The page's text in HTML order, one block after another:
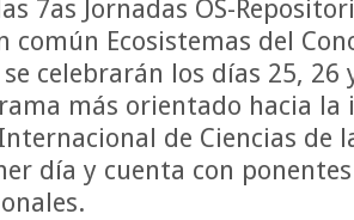
7as Jornadas OS-
común Ecosistemas del
celebrarán los días 25, 26
más orientado hacia la
de Ciencias de
día y cuenta con